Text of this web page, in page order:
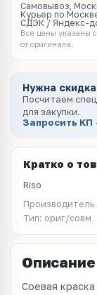
Самовывоз,
Курьер по
СДЭК / Яндекс-
Все цены указаны
от оригинала.
Нужна
Посчитаем
для закупки.
Запросить КП
Кратко о
Riso
Производитель
Тип: ориг/совм
Описание
Соевая